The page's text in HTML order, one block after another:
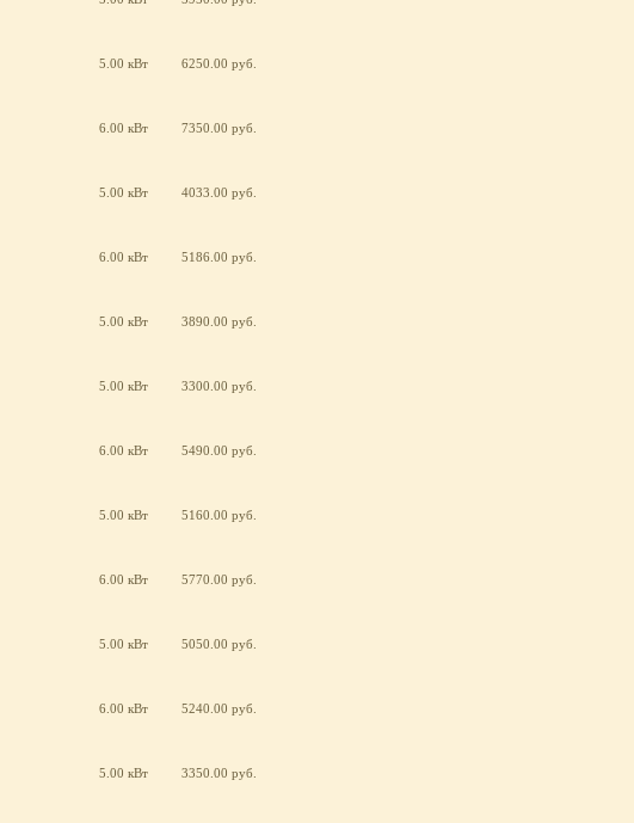
5.00 кВт 6250.00 руб.
6.00 кВт 7350.00 руб.
5.00 кВт 4033.00 руб.
6.00 кВт 5186.00 руб.
5.00 кВт 3890.00 руб.
5.00 кВт 3300.00 руб.
6.00 кВт 5490.00 руб.
5.00 кВт 5160.00 руб.
6.00 кВт 5770.00 руб.
5.00 кВт 5050.00 руб.
6.00 кВт 5240.00 руб.
5.00 кВт 3350.00 руб.